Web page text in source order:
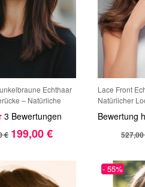
Echthaar
– Natürliche
für
3 Bewertungen
€ 199,00 €
Lace Front
Natürlicher
Bewertung
- 55%